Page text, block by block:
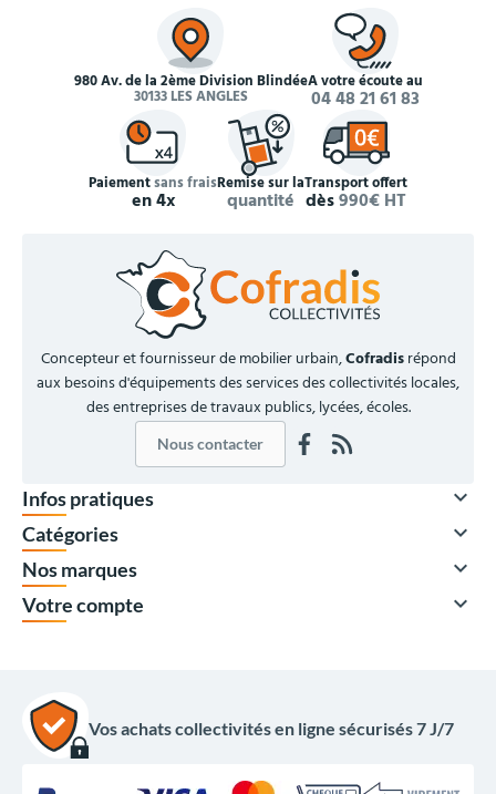
980 Av. de la 2ème Division Blindée
30133 LES ANGLES
À votre écoute au
04 48 21 61 83
Paiementsans frais
en 4x
Remise sur la
quantité
Transport offert
dès990€ HT
Concepteur et fournisseur de mobilier urbain,Cofradisrépond
aux besoins d'équipements des services des collectivités locales,
des entreprises de travaux publics, lycées, écoles.
Nous contacter
Infos pratiques 
Catégories 
Nos marques 
Votre compte 
Vos achats collectivités en ligne sécurisés 7 J/7